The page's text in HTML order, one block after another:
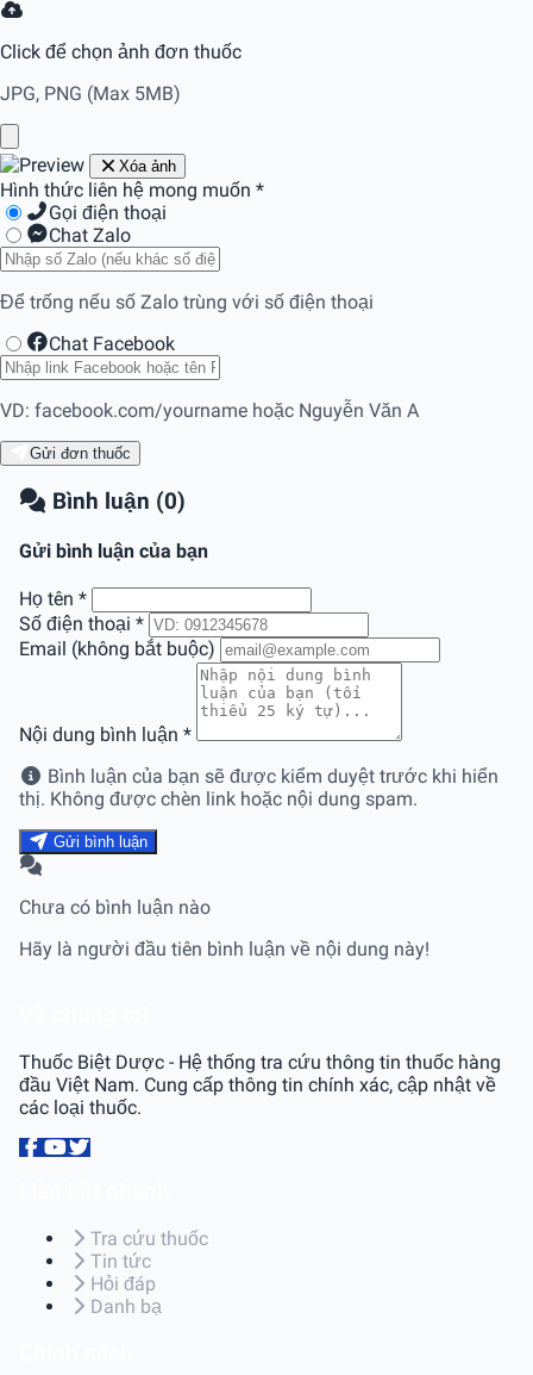
Click để chọn ảnh đơn thuốc
JPG, PNG (Max 5MB)
Xóa ảnh
Hình thức liên hệ mong muốn *
Gọi điện thoại
Chat Zalo
Để trống nếu số Zalo trùng với số điện thoại
Chat Facebook
VD: facebook.com/yourname hoặc Nguyễn Văn A
Gửi đơn thuốc
Bình luận (0)
Gửi bình luận của bạn
Họ tên *
Số điện thoại *
Email (không bắt buộc)
Nội dung bình luận *
Bình luận của bạn sẽ được kiểm duyệt trước khi hiển
thị. Không được chèn link hoặc nội dung spam.
Gửi bình luận
Chưa có bình luận nào
Hãy là người đầu tiên bình luận về nội dung này!
Thuốc Biệt Dược - Hệ thống tra cứu thông tin thuốc hàng
đầu Việt Nam. Cung cấp thông tin chính xác, cập nhật về
các loại thuốc.
Tra cứu thuốc
Tin tức
Hỏi đáp
Danh bạ